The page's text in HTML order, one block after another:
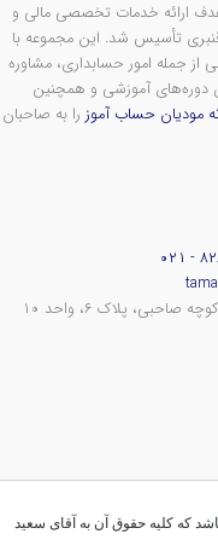
سال ۱۳۹۴ با هدف ارائه خدمات تخصصی مالی و
تأسیس شد. این مجموعه با
جمله امور حسابداری، مشاوره
دوره‌های آموزشی و همچنین
مودیان حساب آموزرا به صاحبان
پلاک ۶، واحد ۱۰
حال فعالیت می باشد که کلیه حقوق آن به آقای سعید